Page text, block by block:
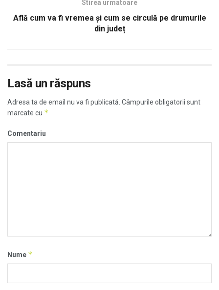
Stirea urmatoare
Află cum va fi vremea și cum se circulă pe drumurile
din județ
Lasă un răspuns
Adresa ta de email nu va fi publicată. Câmpurile obligatorii sunt
marcate cu *
Comentariu
Nume *